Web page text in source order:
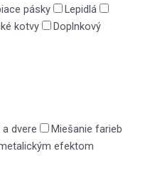
pásky
Lepidlá
kotvy
Doplnkový
dvere
Miešanie farieb
efektom